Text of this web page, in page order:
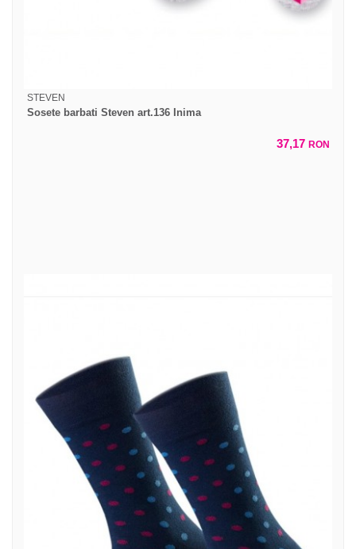
STEVEN
Sosete barbati Steven art.136 Inima
37,17 RON